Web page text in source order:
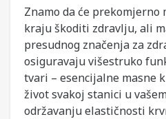
Znamo da će
kraju škoditi zdravlju, ali
presudnog značenja za
osiguravaju višestruko
tvari – esencijalne masne
život svakoj stanici u
održavanju elastičnosti